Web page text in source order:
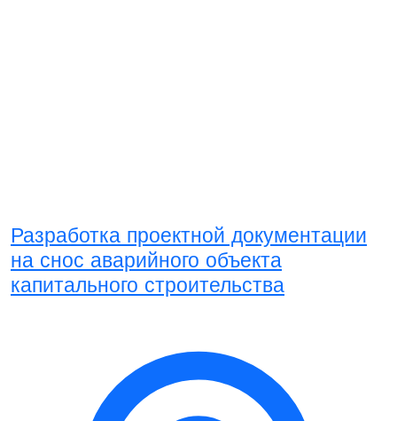
Разработка проектной документации
на снос аварийного объекта
капитального строительства